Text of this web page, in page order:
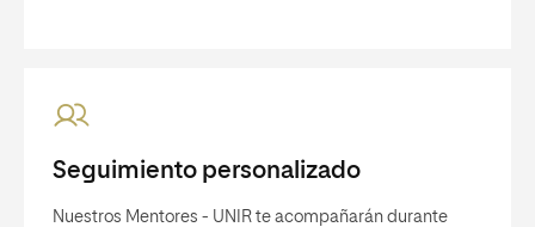
Seguimiento personalizado
Nuestros Mentores - UNIR te acompañarán durante